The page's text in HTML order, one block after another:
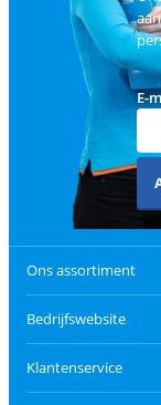
E-
Ons assortiment
Bedrijfswebsite
Klantenservice